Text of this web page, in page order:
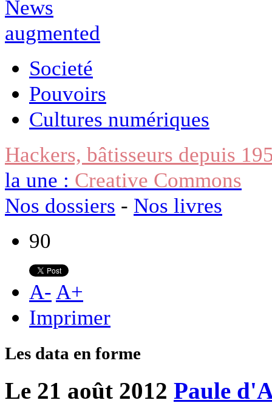
Societé
Pouvoirs
Cultures numériques
Hackers, bâtisseurs depuis
la une : Creative Commons
Nos dossiers - Nos livres
90
A- A+
Imprimer
Les data en forme
Le 21 août 2012 Paule